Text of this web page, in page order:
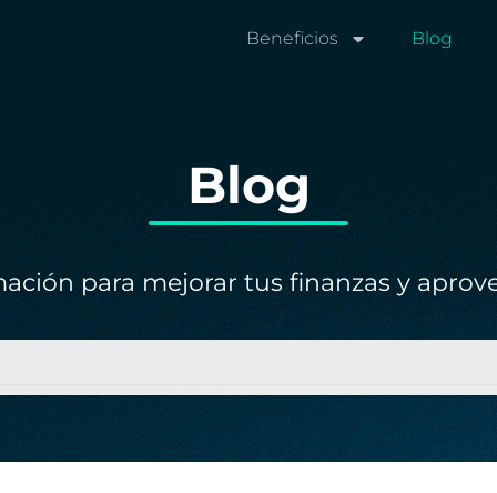
Beneficios Blog
Blog
para mejorar tus finanzas y